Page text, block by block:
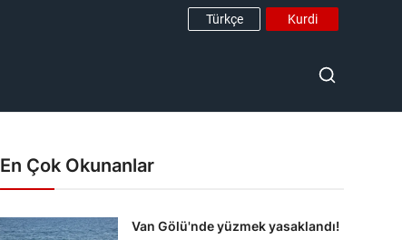
Türkçe Kurdi
En Çok Okunanlar
Van Gölü'nde yüzmek yasaklandı!